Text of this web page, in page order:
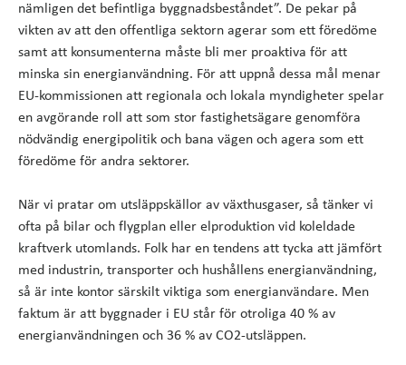
nämligen det befintliga byggnadsbeståndet”. De pekar på
vikten av att den offentliga sektorn agerar som ett föredöme
samt att konsumenterna måste bli mer proaktiva för att
minska sin energianvändning. För att uppnå dessa mål menar
EU-kommissionen att regionala och lokala myndigheter spelar
en avgörande roll att som stor fastighetsägare genomföra
nödvändig energipolitik och bana vägen och agera som ett
föredöme för andra sektorer.
När vi pratar om utsläppskällor av växthusgaser, så tänker vi
ofta på bilar och flygplan eller elproduktion vid koleldade
kraftverk utomlands. Folk har en tendens att tycka att jämfört
med industrin, transporter och hushållens energianvändning,
så är inte kontor särskilt viktiga som energianvändare. Men
faktum är att byggnader i EU står för otroliga 40 % av
energianvändningen och 36 % av CO2-utsläppen.